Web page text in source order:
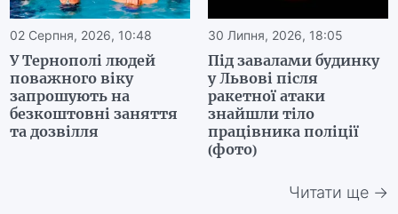
02 Серпня, 2026, 10:48
У Тернополі людей
поважного віку
запрошують на
безкоштовні заняття
та дозвілля
30 Липня, 2026, 18:05
Під завалами будинку
у Львові після
ракетної атаки
знайшли тіло
працівника поліції
(фото)
Читати ще →